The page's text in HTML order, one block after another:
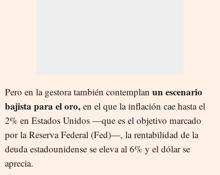
Pero en la gestora también contemplan un escenario
bajista para el oro, en el que la inflación cae hasta el
2% en Estados Unidos —que es el objetivo marcado
por la Reserva Federal (Fed)—, la rentabilidad de la
deuda estadounidense se eleva al 6% y el dólar se
aprecia.